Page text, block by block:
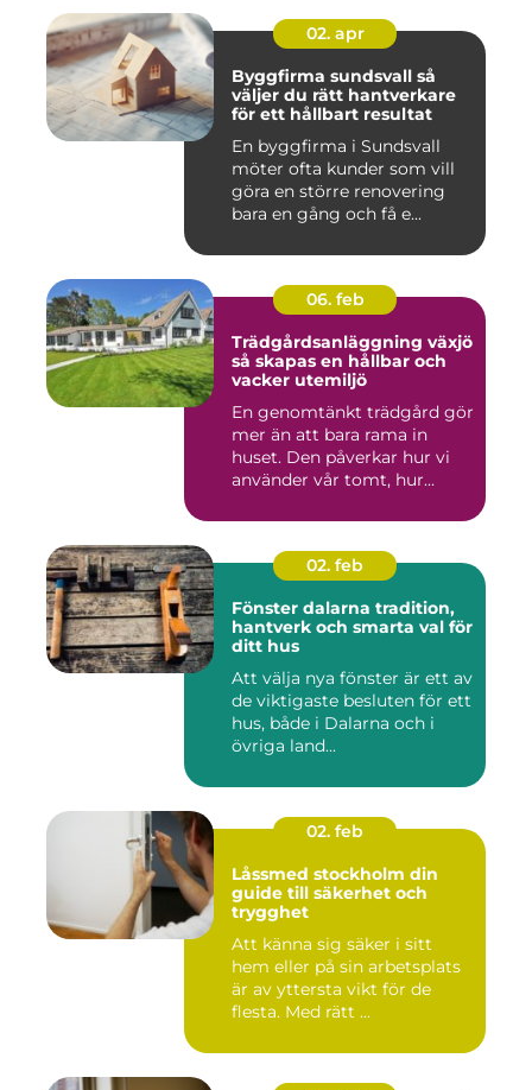
02. apr
Byggfirma sundsvall så
väljer du rätt hantverkare
för ett hållbart resultat
En byggfirma i Sundsvall
möter ofta kunder som vill
göra en större renovering
bara en gång och få e...
06. feb
Trädgårdsanläggning växjö
så skapas en hållbar och
vacker utemiljö
En genomtänkt trädgård gör
mer än att bara rama in
huset. Den påverkar hur vi
använder vår tomt, hur...
02. feb
Fönster dalarna tradition,
hantverk och smarta val för
ditt hus
Att välja nya fönster är ett av
de viktigaste besluten för ett
hus, både i Dalarna och i
övriga land...
02. feb
Låssmed stockholm din
guide till säkerhet och
trygghet
Att känna sig säker i sitt
hem eller på sin arbetsplats
är av yttersta vikt för de
flesta. Med rätt ...